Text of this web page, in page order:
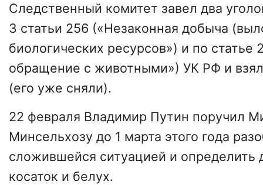
Следственный комитет завел два
3 статьи 256 («Незаконная добыча
биологических ресурсов») и по статье
обращение с животными») УК РФ и
(его уже сняли).
22 февраля Владимир Путин поручил
Минсельхозу до 1 марта этого года
сложившейся ситуацией и определить
косаток и белух.